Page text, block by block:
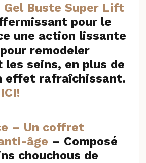
Gel Buste Super Lift
pour le
une action lissante
remodeler
les seins, en plus de
effet rafraîchissant.
– Un coffret
âge – Composé
chouchous de